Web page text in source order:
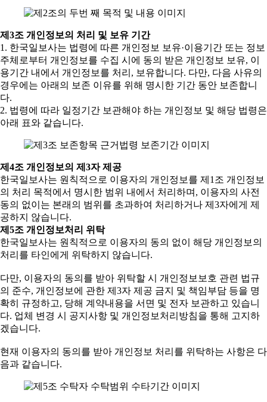
제3조 개인정보의 처리 및 보유 기간
1. 한국일보사는 법령에 따른 개인정보 보유·이용기간 또는 정보
주체로부터 개인정보를 수집 시에 동의 받은 개인정보 보유, 이
용기간 내에서 개인정보를 처리, 보유합니다. 다만, 다음 사유의
경우에는 아래의 보존 이유를 위해 명시한 기간 동안 보존합니
다.
2. 법령에 따라 일정기간 보관해야 하는 개인정보 및 해당 법령은
아래 표와 같습니다.
제4조 개인정보의 제3자 제공
한국일보사는 원칙적으로 이용자의 개인정보를 제1조 개인정보
의 처리 목적에서 명시한 범위 내에서 처리하며, 이용자의 사전
동의 없이는 본래의 범위를 초과하여 처리하거나 제3자에게 제
공하지 않습니다.
제5조 개인정보처리 위탁
한국일보사는 원칙적으로 이용자의 동의 없이 해당 개인정보의
처리를 타인에게 위탁하지 않습니다.
다만, 이용자의 동의를 받아 위탁할 시 개인정보보호 관련 법규
의 준수, 개인정보에 관한 제3자 제공 금지 및 책임부담 등을 명
확히 규정하고, 당해 계약내용을 서면 및 전자 보관하고 있습니
다. 업체 변경 시 공지사항 및 개인정보처리방침을 통해 고지하
겠습니다.
현재 이용자의 동의를 받아 개인정보 처리를 위탁하는 사항은 다
음과 같습니다.